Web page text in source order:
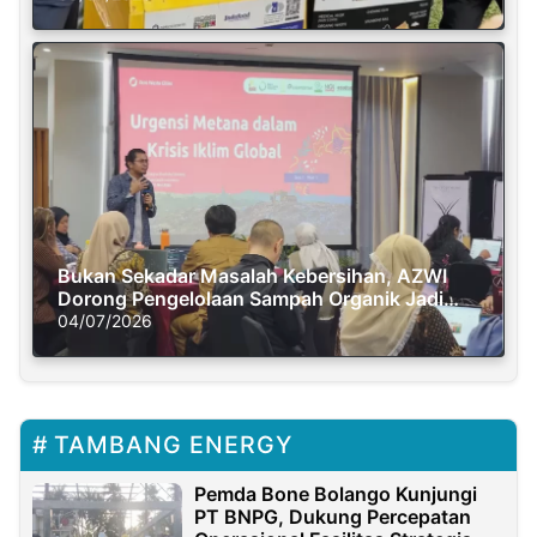
Bukan Sekadar Masalah Kebersihan, AZWI
Dorong Pengelolaan Sampah Organik Jadi
Solusi Krisis Iklim
04/07/2026
TAMBANG ENERGY
Pemda Bone Bolango Kunjungi
PT BNPG, Dukung Percepatan